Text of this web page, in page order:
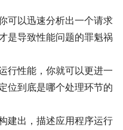
可以迅速分析出一个请求
是导致性能问题的罪魁祸
行性能，你就可以更进一
位到底是哪个处理环节的
建出，描述应用程序运行